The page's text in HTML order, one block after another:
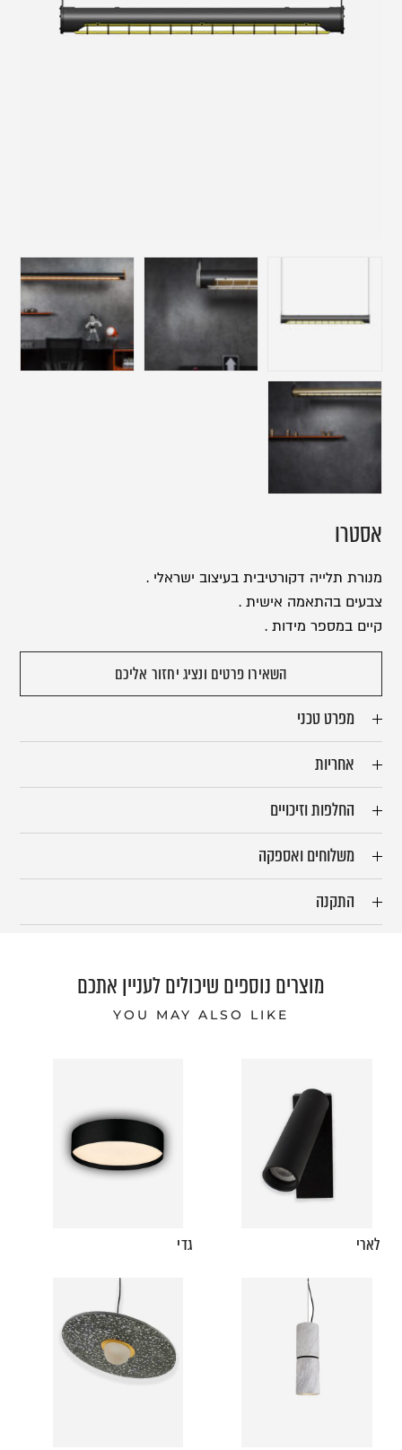
מפרט טכני
אחריות
החלפות וזיכויים
משלוחים ואספקה
התקנה
אסטרו
מנורת תלייה דקורטיבית בעיצוב ישראלי .
צבעים בהתאמה אישית .
קיים במספר מידות .
השאירו פרטים ונציג יחזור אליכם
מוצרים נוספים שיכולים לעניין אתכם
YOU MAY ALSO LIKE
לארי גדי